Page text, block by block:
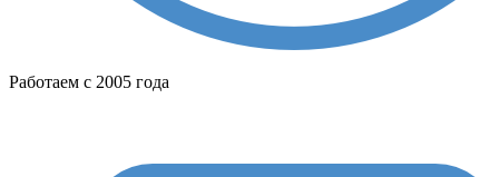
Работаем с 2005 года